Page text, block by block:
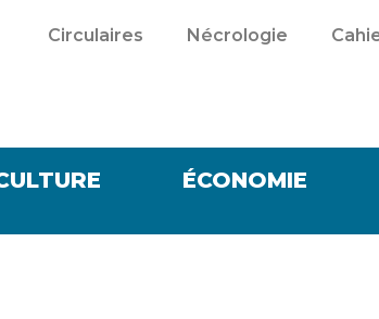
Circulaires Nécrologie
ÉCONOMIE